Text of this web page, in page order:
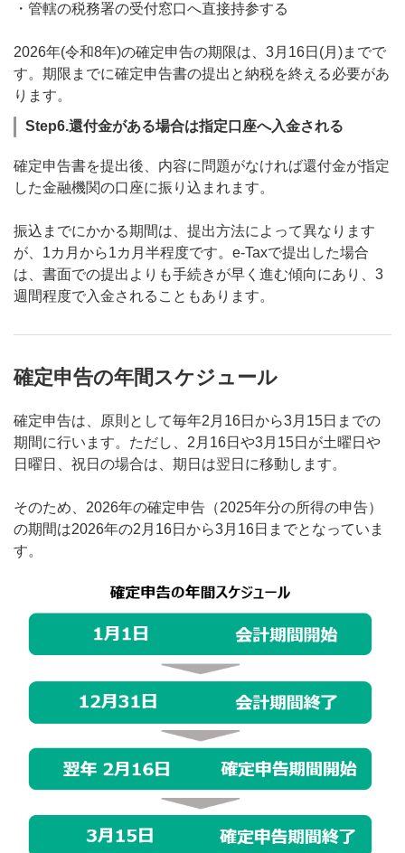
・管轄の税務署の受付窓口へ直接持参する
2026年(令和8年)の確定申告の期限は、3月16日(月)までで
す。期限までに確定申告書の提出と納税を終える必要があ
ります。
Step6.還付金がある場合は指定口座へ入金される
確定申告書を提出後、内容に問題がなければ還付金が指定
した金融機関の口座に振り込まれます。
振込までにかかる期間は、提出方法によって異なります
が、1カ月から1カ月半程度です。e-Taxで提出した場合
は、書面での提出よりも手続きが早く進む傾向にあり、3
週間程度で入金されることもあります。
確定申告の年間スケジュール
確定申告は、原則として毎年2月16日から3月15日までの
期間に行います。ただし、2月16日や3月15日が土曜日や
日曜日、祝日の場合は、期日は翌日に移動します。
そのため、2026年の確定申告（2025年分の所得の申告）
の期間は2026年の2月16日から3月16日までとなっていま
す。